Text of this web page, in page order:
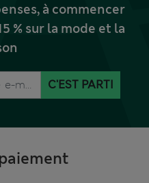
à commencer
% sur la mode et la
C'EST PARTI